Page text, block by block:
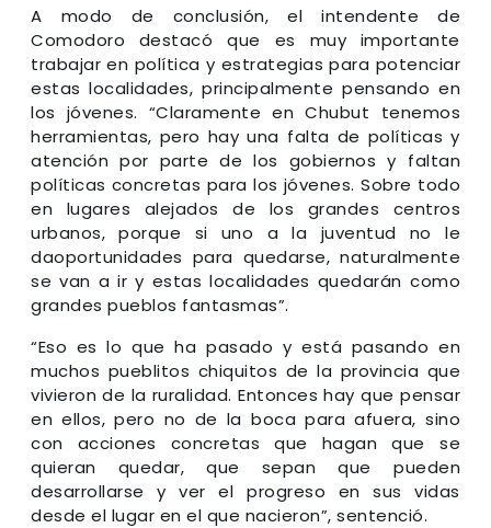
A modo de conclusión, el intendente de
Comodoro destacó que es muy importante
trabajar en política y estrategias para potenciar
estas localidades, principalmente pensando en
los jóvenes. “Claramente en Chubut tenemos
herramientas, pero hay una falta de políticas y
atención por parte de los gobiernos y faltan
políticas concretas para los jóvenes. Sobre todo
en lugares alejados de los grandes centros
urbanos, porque si uno a la juventud no le
daoportunidades para quedarse, naturalmente
se van a ir y estas localidades quedarán como
grandes pueblos fantasmas”.
“Eso es lo que ha pasado y está pasando en
muchos pueblitos chiquitos de la provincia que
vivieron de la ruralidad. Entonces hay que pensar
en ellos, pero no de la boca para afuera, sino
con acciones concretas que hagan que se
quieran quedar, que sepan que pueden
desarrollarse y ver el progreso en sus vidas
desde el lugar en el que nacieron”, sentenció.